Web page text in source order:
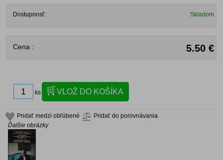
Dostupnosť: Skladom
Cena : 5.50 €
ks
Pridať medzi obľúbené
Pridať do porovnávania
Ďalšie obrázky